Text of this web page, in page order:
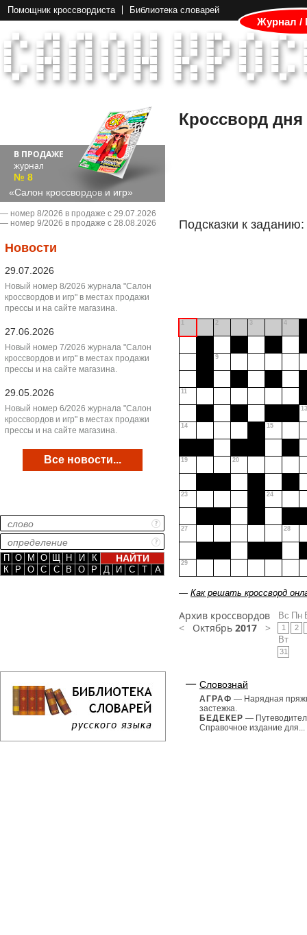
Помощник кроссвордиста Библиотека словарей
Журнал /
В ПРОДАЖЕ
журнал
№ 8
«Салон кроссвордов и игр»
― номер 8/2026 в продаже с 29.07.2026
― номер 9/2026 в продаже с 28.08.2026
Новости
29.07.2026
Новый номер 8/2026 журнала "Салон
кроссвордов и игр" в местах продажи
прессы и на сайте магазина.
27.06.2026
Новый номер 7/2026 журнала "Салон
кроссвордов и игр" в местах продажи
прессы и на сайте магазина.
29.05.2026
Новый номер 6/2026 журнала "Салон
кроссвордов и игр" в местах продажи
прессы и на сайте магазина.
Все новости...
П О М О Щ Н И
К
К
Р О С С В О Р Д И С Т А
Кроссворд дня
Подсказки к заданию:
1 2 3 4
9
11
13
14 15
19 20
23 24
27 28
29
— Как решать кроссворд
Архив кроссвордов
< Октябрь 2017 >
Вс
1
Пн
2
Вт
31
Словознай
АГРАФ — Нарядная
застежка.
БЕДЕКЕР —
Справочное издание для...